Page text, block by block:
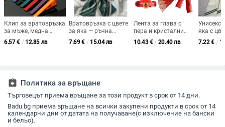
Клип за вратовръзка
за мъже, медна
сплав, плоска глава,
ромбовиден
6.57€ / 12.85 лв
Вратовръзка с цвете
за яка — ръчна
изработка; райета
принт; унисекс;
райета принт;
подплата; бродерия)
7.69€ / 15.04 лв
Лента за глава с
пера и кристални
акценти - вдъхновена
от 1920-те, код
10.43€ / 20.40 лв
Унисекс
яка с
главен
7.22€ /
assignment_return Политика за връщане
Търговецът приема връщане за този продукт в срок от 14 дни.
Badu.bg приема връщане на всички закупени продукти в срок от 14
календарни дни от датата на получаване(с изключение на бански
и бельо).